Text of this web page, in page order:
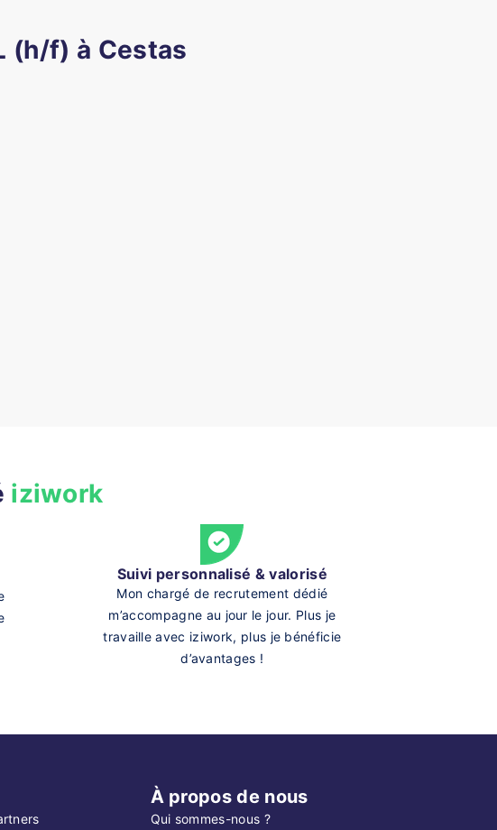
(h/f) à Cestas
iziwork
Suivi personnalisé & valorisé
Mon chargé de recrutement dédié
m’accompagne au jour le jour. Plus je
travaille avec iziwork, plus je bénéficie
d’avantages !
À propos de nous
Qui sommes-nous ?